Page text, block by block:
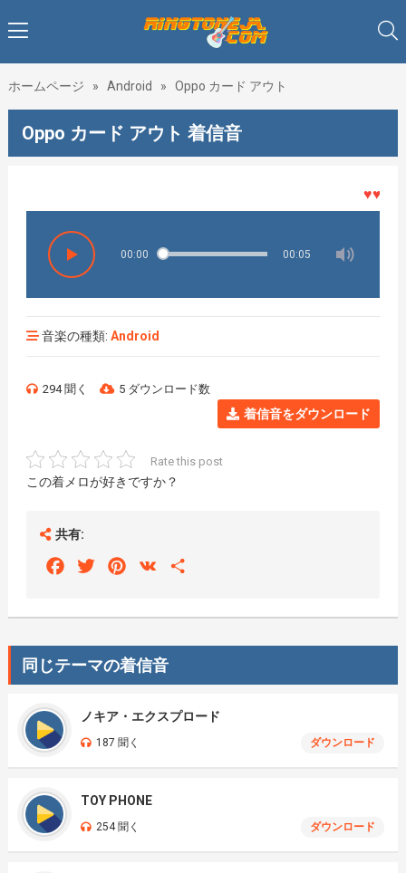
ホームページ » Android » Oppo カード アウト
Oppo カード アウト 着信音
♥♥♥着メ
00:00 00:05
音楽の種類: Android
294 聞く 5 ダウンロード数
着信音をダウンロード
Rate this post
この着メロが好きですか？
共有:
FacebookTwitterPinterest
VK
同じテーマの着信音
ノキア・エクスプロード
187 聞く ダウンロード
TOY PHONE
254 聞く ダウンロード